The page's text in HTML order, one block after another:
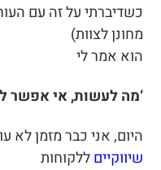
כשדיברתי על זה עם
מחונן לצוות)
הוא אמר לי
‘מה לעשות, אי אפשר
היום, אני כבר מזמן לא
שיווקייםללקוחות